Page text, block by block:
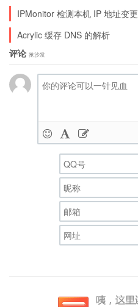
IPMonitor 检测本机 IP 地址变更
Acrylic 缓存 DNS 的解析
评论 抢沙发